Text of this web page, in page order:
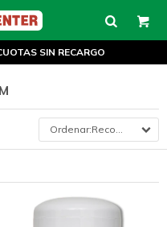
SIN RECARGO
Recomendados